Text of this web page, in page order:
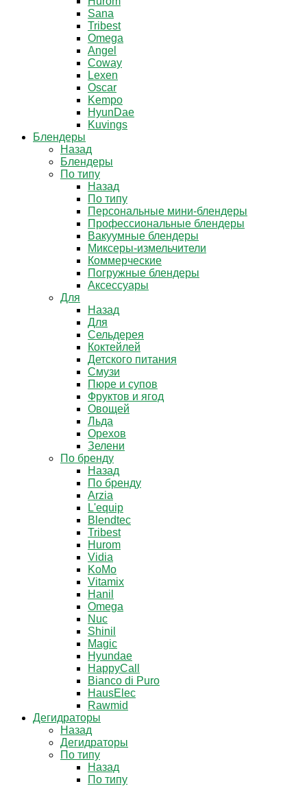
Sana
Tribest
Omega
Angel
Coway
Lexen
Oscar
Kempo
HyunDae
Kuvings
Блендеры
Назад
Блендеры
По типу
Назад
По типу
Персональные мини-блендеры
Профессиональные блендеры
Вакуумные блендеры
Миксеры-измельчители
Коммерческие
Погружные блендеры
Аксессуары
Для
Назад
Для
Сельдерея
Коктейлей
Детского питания
Смузи
Пюре и супов
Фруктов и ягод
Овощей
Льда
Орехов
Зелени
По бренду
Назад
По бренду
Arzia
L'equip
Blendtec
Tribest
Hurom
Vidia
KoMo
Vitamix
Hanil
Omega
Nuc
Shinil
Magic
Hyundae
HappyCall
Bianco di Puro
HausElec
Rawmid
Дегидраторы
Назад
Дегидраторы
По типу
Назад
По типу